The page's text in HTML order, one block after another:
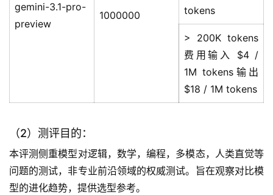
gemini-3.1-pro-
preview
1000000
tokens
> 200K tokens
费用输入 $4 /
1M tokens输出
$18 / 1M tokens
（2）测评目的：
本评测侧重模型对逻辑，数学，编程，多模态，人类直觉等
问题的测试，非专业前沿领域的权威测试。旨在观察对比模
型的进化趋势，提供选型参考。